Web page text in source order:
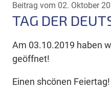
Beitrag vom 02. Oktober
TAG DER
Am 03.10.2019 haben
geöffnet!
Einen shcönen Feiertag!